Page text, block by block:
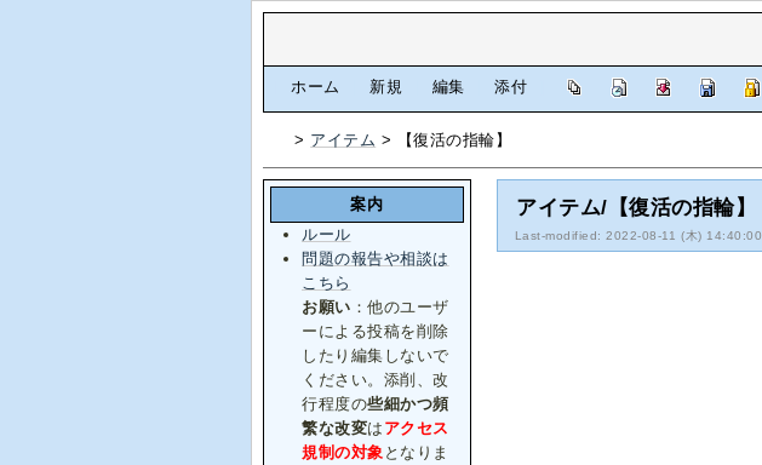
ホーム 新規 編集 添付
> アイテム > 【復活の指輪】
アイテム/【復活の指輪】
Last-modified: 2022-08-11 (木) 14:40:00
案内
ルール
問題の報告や相談は
こちら
お願い ：他のユーザ
ーによる投稿を削除
したり編集しないで
ください。添削、改
行程度の些細かつ頻
繁な改変は アクセス
規制の対象 となりま